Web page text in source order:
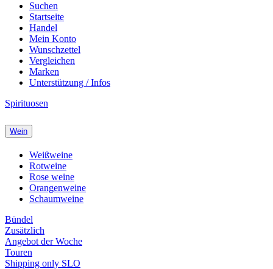
Suchen
Startseite
Handel
Mein Konto
Wunschzettel
Vergleichen
Marken
Unterstützung / Infos
Spirituosen
Wein
Weißweine
Rotweine
Rose weine
Orangenweine
Schaumweine
Bündel
Zusätzlich
Angebot der Woche
Touren
Shipping only SLO